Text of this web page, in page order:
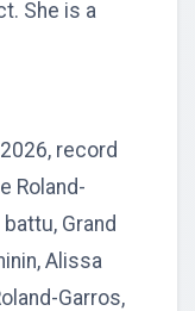
She is a
record
Roland-
Grand
Alissa
Garros,